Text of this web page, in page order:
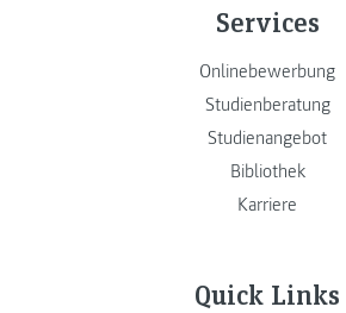
Services
Onlinebewerbung
Studienberatung
Studienangebot
Bibliothek
Karriere
Quick Links